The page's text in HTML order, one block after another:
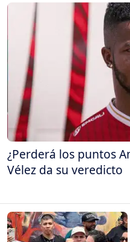
¿Perderá los puntos
Vélez da su veredicto